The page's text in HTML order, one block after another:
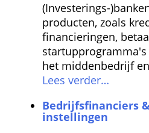
(Investerings-
producten, zoals
financieringen,
het midden­bedrijf
Lees verder…
Bedrijfs­financiers
instellingen